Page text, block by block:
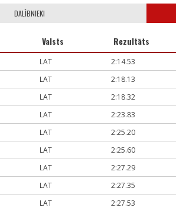
DALĪBNIEKI
Valsts Rezultāts
LAT 2:14.53
LAT 2:18.13
LAT 2:18.32
LAT 2:23.83
LAT 2:25.20
LAT 2:25.60
LAT 2:27.29
LAT 2:27.35
LAT 2:27.53